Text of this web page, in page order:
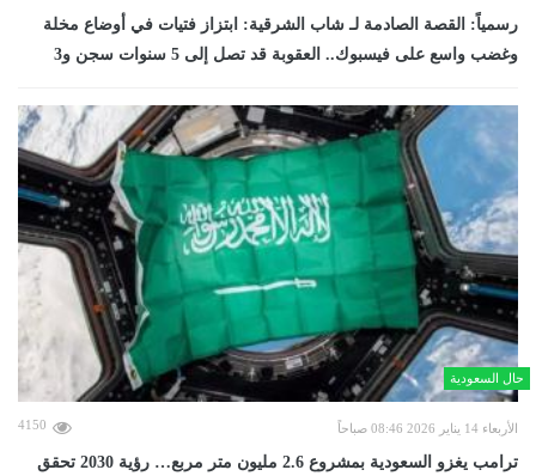
رسمياً: القصة الصادمة لـ شاب الشرقية: ابتزاز فتيات في أوضاع مخلة
وغضب واسع على فيسبوك.. العقوبة قد تصل إلى 5 سنوات سجن و3
حال السعودية
الأربعاء 14 يناير 2026 08:46 صباحاً 4150
ترامب يغزو السعودية بمشروع 2.6 مليون متر مربع… رؤية 2030 تحقق